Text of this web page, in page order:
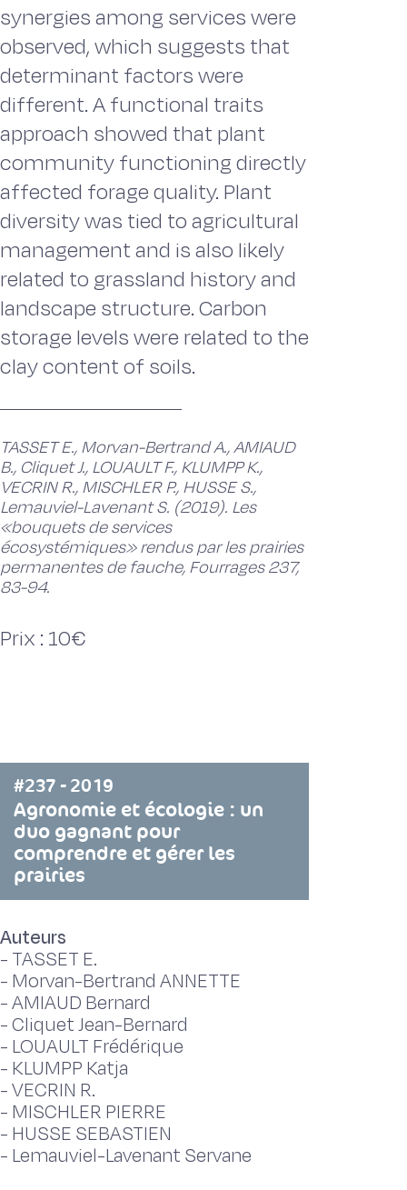
synergies among services were
observed, which suggests that
determinant factors were
different. A functional traits
approach showed that plant
community functioning directly
affected forage quality. Plant
diversity was tied to agricultural
management and is also likely
related to grassland history and
landscape structure. Carbon
storage levels were related to the
clay content of soils.
TASSET E., Morvan-Bertrand A., AMIAUD
B., Cliquet J., LOUAULT F., KLUMPP K.,
VECRIN R., MISCHLER P., HUSSE S.,
Lemauviel-Lavenant S. (2019). Les
«bouquets de services
écosystémiques» rendus par les prairies
permanentes de fauche, Fourrages 237,
83-94.
Prix : 10€
#237 - 2019
Agronomie et écologie : un
duo gagnant pour
comprendre et gérer les
prairies
Auteurs
- TASSET E.
- Morvan-Bertrand ANNETTE
-AMIAUD Bernard
-Cliquet Jean-Bernard
- LOUAULT Frédérique
- KLUMPP Katja
-VECRIN R.
- MISCHLER PIERRE
- HUSSE SEBASTIEN
- Lemauviel-Lavenant Servane